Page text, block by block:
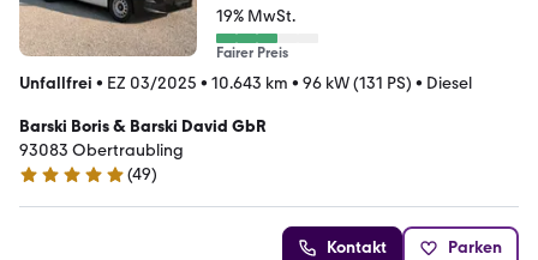
19% MwSt.
Fairer Preis
Unfallfrei • EZ 03/2025 • 10.643 km • 96 kW (131 PS) • Diesel
Barski Boris & Barski David GbR
93083 Obertraubling
4.9 Sterne
(49)
Kontakt Parken